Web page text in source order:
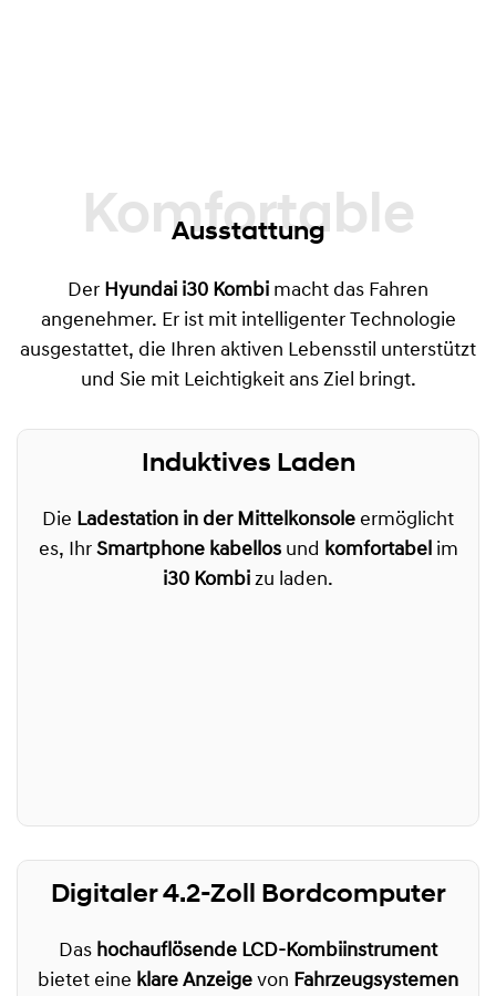
Komfortable
Ausstattung
Der Hyundai i30 Kombi macht das Fahren
angenehmer. Er ist mit intelligenter Technologie
ausgestattet, die Ihren aktiven Lebensstil unterstützt
und Sie mit Leichtigkeit ans Ziel bringt.
Induktives Laden
Die Ladestation in der Mittelkonsole ermöglicht
es, Ihr Smartphone kabellosund komfortabelim
i30 Kombi zu laden.
Digitaler 4.2-Zoll Bordcomputer
Das hochauflösende LCD-Kombiinstrument
bietet eine klare Anzeige von Fahrzeugsystemen